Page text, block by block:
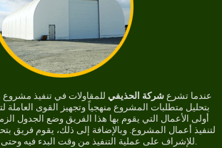
عندما تشرع شركة الحذيفي للمقاولات في تنفيذ
بتحليل متطلبات المشروع منهجياً وتجهيز القوى العاملة
أولى الأعمال التي يقوم بها هذا الفريق وضع الجدول
لتنفيذ أعمال المشروع. وبالإضافة إلى ذلك، يقوم فريق
للإشراف على عملية التنفيذ من وقت البدء فيه وحتى تسليمه إلى المالك.